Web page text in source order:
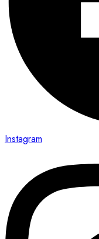
Instagram